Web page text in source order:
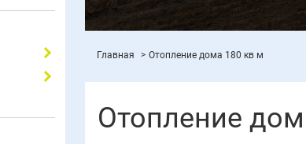
Главная Отопление дома 180 кв м
Отопление